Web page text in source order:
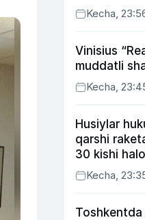
soliqKecha,
Vinisius
muddatli
Kecha,
Husiylar
qarshi
30 kishi
Kecha,
Toshkentda